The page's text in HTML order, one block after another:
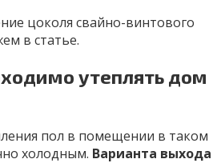
цоколя свайно-винтового
в статье.
утеплять дом
пол в помещении в таком
холодным. Варианта выхода